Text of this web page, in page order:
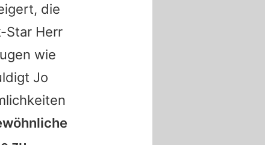
die
Star Herr
wie
Jo